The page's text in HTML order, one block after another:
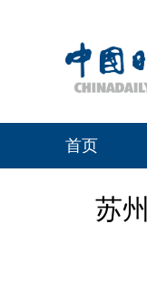
首页
苏